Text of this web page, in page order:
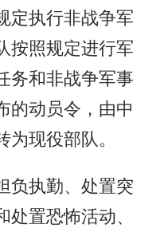
定执行非战争军
按照规定进行军
务和非战争军事
的动员令，由中
现役部队。
负执勤、处置突
置恐怖活动、